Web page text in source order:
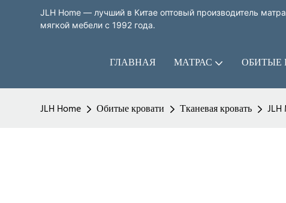
JLH Home — лучший в Китае оптовый производитель
мягкой мебели с 1992 года.
ГЛАВНАЯ МАТРАС ОБИТЫЕ
JLH Home Обитые кровати Тканевая кровать JLH